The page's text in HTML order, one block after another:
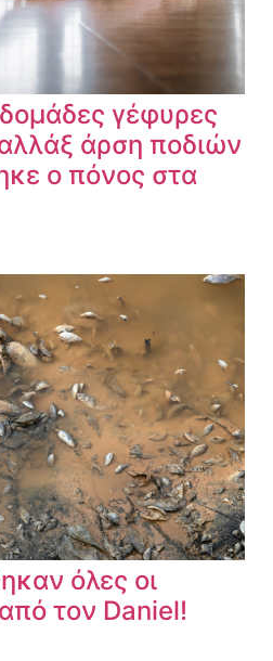
γέφυρες
άρση ποδιών
ο πόνος στα
όλες οι
τον Daniel!